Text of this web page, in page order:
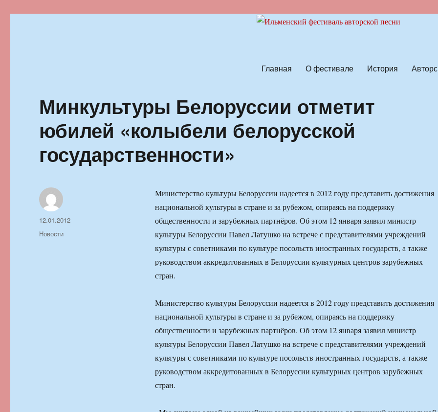
Главная О фестивале История
Минкультуры Белоруссии отметит
юбилей «колыбели белорусской
государственности»
Министерство культуры Белоруссии надеется в 2012 году представить достижения
национальной культуры в стране и за рубежом, опираясь на поддержку
общественности и зарубежных партнёров. Об этом 12 января заявил министр
культуры Белоруссии Павел Латушко на встрече с представителями учреждений
культуры с советниками по культуре посольств иностранных государств, а также
руководством аккредитованных в Белоруссии культурных центров зарубежных
стран.
Министерство культуры Белоруссии надеется в 2012 году представить достижения
национальной культуры в стране и за рубежом, опираясь на поддержку
общественности и зарубежных партнёров. Об этом 12 января заявил министр
культуры Белоруссии Павел Латушко на встрече с представителями учреждений
культуры с советниками по культуре посольств иностранных государств, а также
руководством аккредитованных в Белоруссии культурных центров зарубежных
стран.
Автор
Опубликовано
12.01.2012
Рубрики
Новости